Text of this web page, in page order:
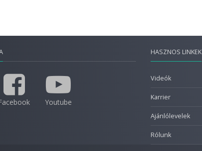
Youtube
HASZNOS LINKEK
Videók
Karrier
Ajánlólevelek
Rólunk